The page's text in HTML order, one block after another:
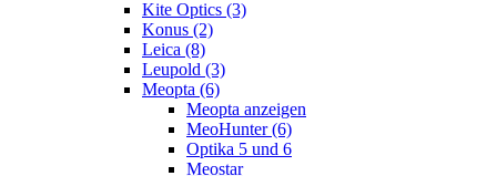
Kite Optics (3)
Konus (2)
Leica (8)
Leupold (3)
Meopta (6)
Meopta anzeigen
MeoHunter (6)
Optika 5 und 6
Meostar